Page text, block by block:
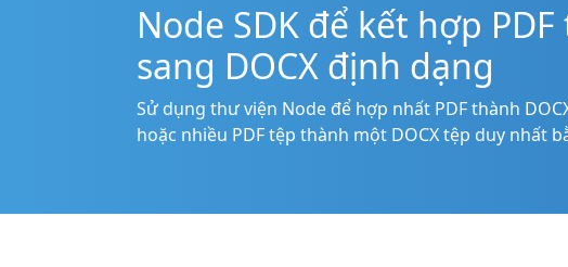
Node SDK để kết hợp
sang DOCX định dạng
Sử dụng thư viện Node để hợp nhất PDF thành
hoặc nhiều PDF tệp thành một DOCX tệp duy nhất